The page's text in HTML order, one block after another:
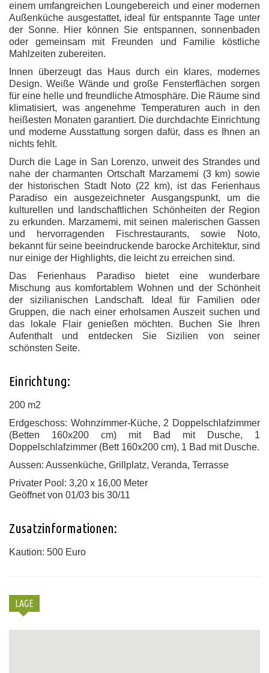
einem umfangreichen Loungebereich und einer modernen
Außenküche ausgestattet, ideal für entspannte Tage unter
der Sonne. Hier können Sie entspannen, sonnenbaden
oder gemeinsam mit Freunden und Familie köstliche
Mahlzeiten zubereiten.
Innen überzeugt das Haus durch ein klares, modernes
Design. Weiße Wände und große Fensterflächen sorgen
für eine helle und freundliche Atmosphäre. Die Räume sind
klimatisiert, was angenehme Temperaturen auch in den
heißesten Monaten garantiert. Die durchdachte Einrichtung
und moderne Ausstattung sorgen dafür, dass es Ihnen an
nichts fehlt.
Durch die Lage in San Lorenzo, unweit des Strandes und
nahe der charmanten Ortschaft Marzamemi (3 km) sowie
der historischen Stadt Noto (22 km), ist das Ferienhaus
Paradiso ein ausgezeichneter Ausgangspunkt, um die
kulturellen und landschaftlichen Schönheiten der Region
zu erkunden. Marzamemi, mit seinen malerischen Gassen
und hervorragenden Fischrestaurants, sowie Noto,
bekannt für seine beeindruckende barocke Architektur, sind
nur einige der Highlights, die leicht zu erreichen sind.
Das Ferienhaus Paradiso bietet eine wunderbare
Mischung aus komfortablem Wohnen und der Schönheit
der sizilianischen Landschaft. Ideal für Familien oder
Gruppen, die nach einer erholsamen Auszeit suchen und
das lokale Flair genießen möchten. Buchen Sie Ihren
Aufenthalt und entdecken Sie Sizilien von seiner
schönsten Seite.
Einrichtung:
200 m2
Erdgeschoss: Wohnzimmer-Küche, 2 Doppelschlafzimmer
(Betten 160x200 cm) mit Bad mit Dusche, 1
Doppelschlafzimmer (Bett 160x200 cm), 1 Bad mit Dusche.
Aussen: Aussenküche, Grillplatz, Veranda, Terrasse
Privater Pool: 3,20 x 16,00 Meter
Geöffnet von 01/03 bis 30/11
Zusatzinformationen:
Kaution: 500 Euro
LAGE